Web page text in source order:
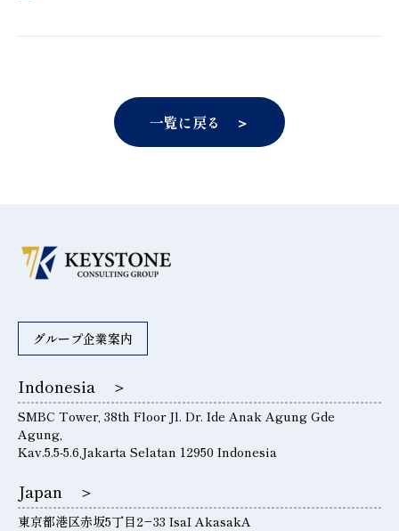
一覧に戻る ＞
グループ企業案内
Indonesia ＞
SMBC Tower, 38th Floor Jl. Dr. Ide Anak Agung Gde
Agung,
Kav.5.5-5.6,Jakarta Selatan 12950 Indonesia
Japan ＞
東京都港区赤坂5丁目2−33 IsaI AkasakA